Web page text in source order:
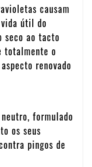
causam
útil do
seco ao tacto
totalmente o
renovado
formulado
os seus
pingos de